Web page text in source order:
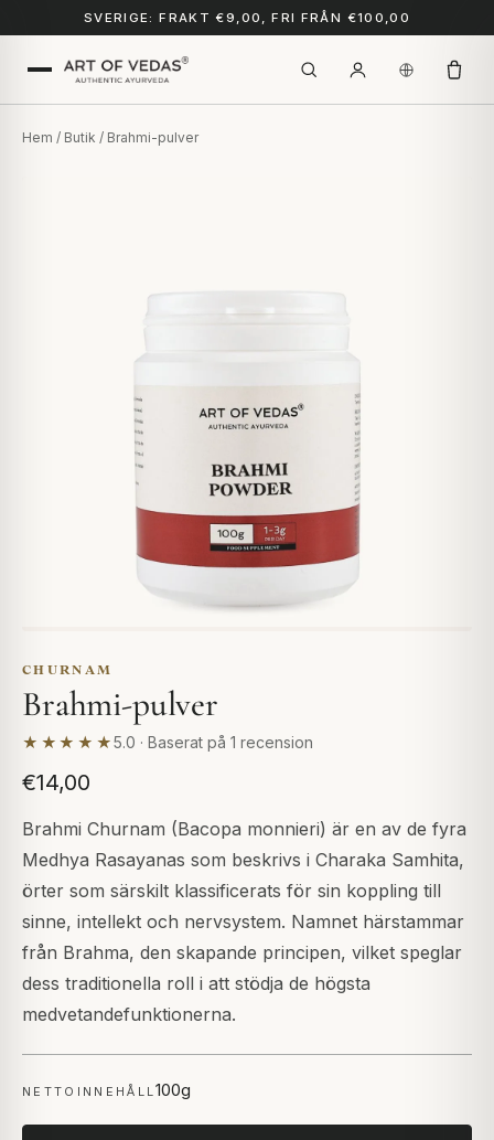
SVERIGE: FRAKT €9,00, FRI FRÅN €100,00
Hem / Butik / Brahmi-pulver
CHURNAM
Brahmi-pulver
★★★★★5.0 · Baserat på 1 recension
€14,00
Brahmi Churnam (Bacopa monnieri) är en av de fyra
Medhya Rasayanas som beskrivs i Charaka Samhita,
örter som särskilt klassificerats för sin koppling till
sinne, intellekt och nervsystem. Namnet härstammar
från Brahma, den skapande principen, vilket speglar
dess traditionella roll i att stödja de högsta
medvetandefunktionerna.
NETTOINNEHÅLL100g